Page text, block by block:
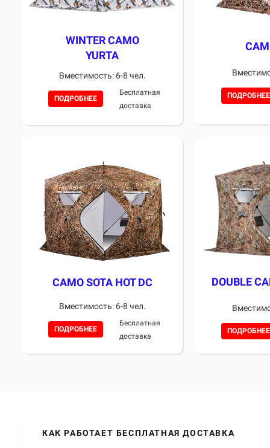
WINTER CAMO
YURTA
Вместимость: 6-8 чел.
ПОДРОБНЕЕ
Бесплатная
доставка
ПОДРОБНЕЕ
CAMO SOTA HOT DC
Вместимость: 6-8 чел.
ПОДРОБНЕЕ
Бесплатная
доставка
DOUBLE
ПОДРОБНЕЕ
КАК РАБОТАЕТ БЕСПЛАТНАЯ ДОСТАВКА